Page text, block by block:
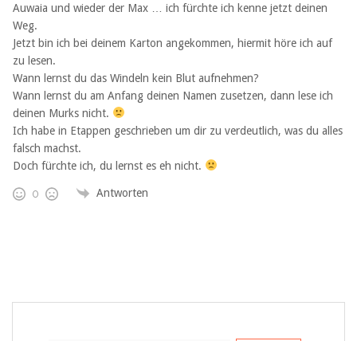
Auwaia und wieder der Max … ich fürchte ich kenne jetzt deinen
Weg.
Jetzt bin ich bei deinem Karton angekommen, hiermit höre ich auf
zu lesen.
Wann lernst du das Windeln kein Blut aufnehmen?
Wann lernst du am Anfang deinen Namen zusetzen, dann lese ich
deinen Murks nicht.
Ich habe in Etappen geschrieben um dir zu verdeutlich, was du alles
falsch machst.
Doch fürchte ich, du lernst es eh nicht.
0 Antworten